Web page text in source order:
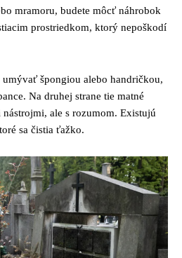
mramoru, budete môcť náhrobok
prostriedkom, ktorý nepoškodí
špongiou alebo handričkou,
Na druhej strane tie matné
ale s rozumom. Existujú
sa čistia ťažko.